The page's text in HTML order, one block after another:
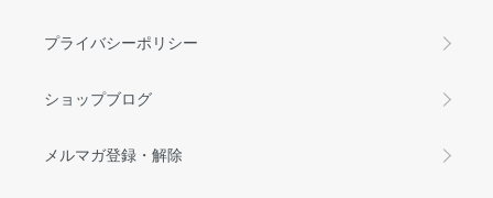
プライバシーポリシー
ショップブログ
メルマガ登録・解除